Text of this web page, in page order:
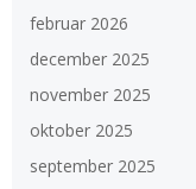
februar 2026
december 2025
november 2025
oktober 2025
september 2025